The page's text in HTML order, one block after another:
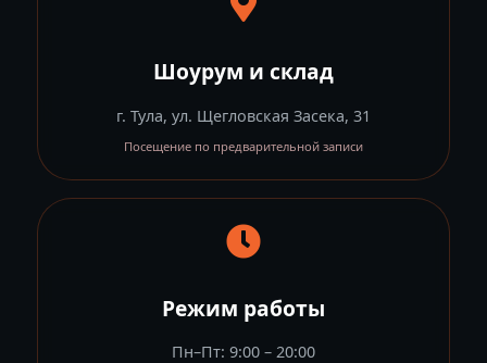
Шоурум и склад
г. Тула, ул. Щегловская Засека, 31
Посещение по предварительной записи
Режим работы
Пн–Пт: 9:00 – 20:00